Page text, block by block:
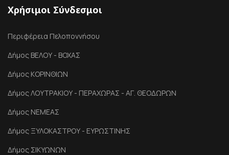
Χρήσιμοι Σύνδεσμοι
Περιφέρεια Πελοποννήσου
Δήμος ΒΕΛΟΥ - ΒΟΧΑΣ
Δήμος ΚΟΡΙΝΘΙΩΝ
Δήμος ΛΟΥΤΡΑΚΙΟΥ - ΠΕΡΑΧΩΡΑΣ - ΑΓ. ΘΕΟΔΩΡΩΝ
Δήμος ΝΕΜΕΑΣ
Δήμος ΞΥΛΟΚΑΣΤΡΟΥ - ΕΥΡΩΣΤΙΝΗΣ
Δήμος ΣΙΚΥΩΝΩΝ